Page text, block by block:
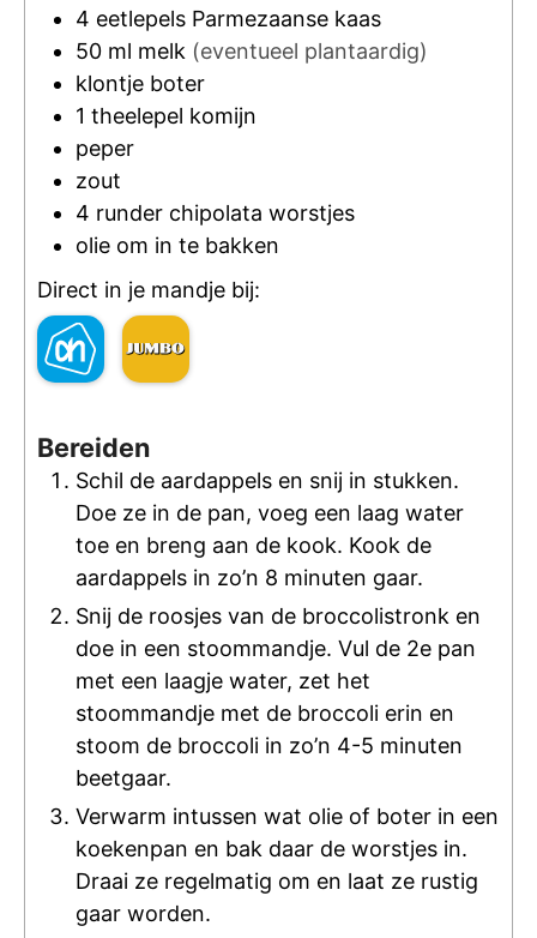
4 eetlepels Parmezaanse kaas
50 ml melk (eventueel plantaardig)
klontje boter
1 theelepel komijn
peper
zout
4 runder chipolata worstjes
olie om in te bakken
Direct in je mandje bij:
Bereiden
Schil de aardappels en snij in stukken.
Doe ze in de pan, voeg een laag water
toe en breng aan de kook. Kook de
aardappels in zo’n 8 minuten gaar.
Snij de roosjes van de broccolistronk en
doe in een stoommandje. Vul de 2e pan
met een laagje water, zet het
stoommandje met de broccoli erin en
stoom de broccoli in zo’n 4-5 minuten
beetgaar.
Verwarm intussen wat olie of boter in een
koekenpan en bak daar de worstjes in.
Draai ze regelmatig om en laat ze rustig
gaar worden.